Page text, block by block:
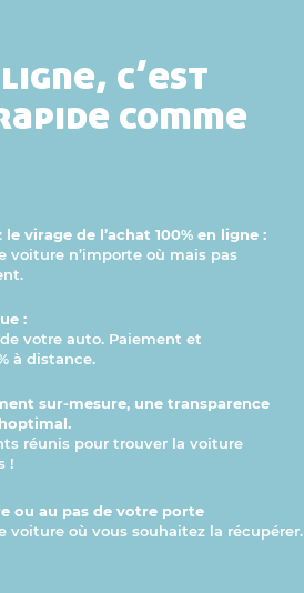
c’est
comme
virage de l’achat 100% en ligne :
voiture n’importe où mais pas
:
votre auto. Paiement et
à distance.
sur-mesure, une transparence
réunis pour trouver la voiture
!
ou au pas de votre porte
voiture où vous souhaitez la récupérer.